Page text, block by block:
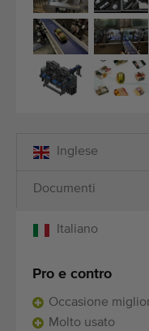
Italiano
Inglese
Documenti
Pro e contro
Occasione
Molto usato